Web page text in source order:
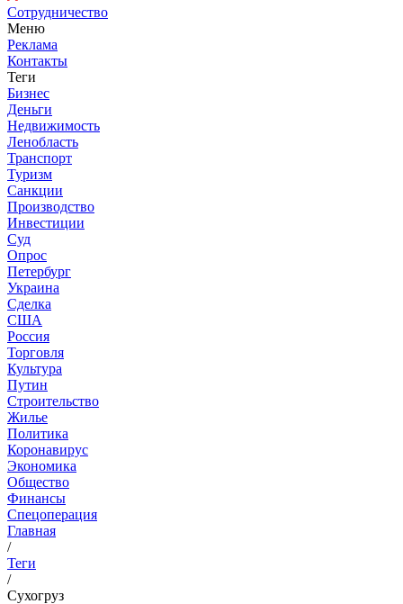
Сотрудничество
Меню
Реклама
Контакты
Теги
Бизнес
Деньги
Недвижимость
Ленобласть
Транспорт
Туризм
Санкции
Производство
Инвестиции
Суд
Опрос
Петербург
Украина
Сделка
США
Россия
Торговля
Культура
Путин
Строительство
Жилье
Политика
Коронавирус
Экономика
Общество
Финансы
Спецоперация
Главная
/
Теги
/
Сухогруз